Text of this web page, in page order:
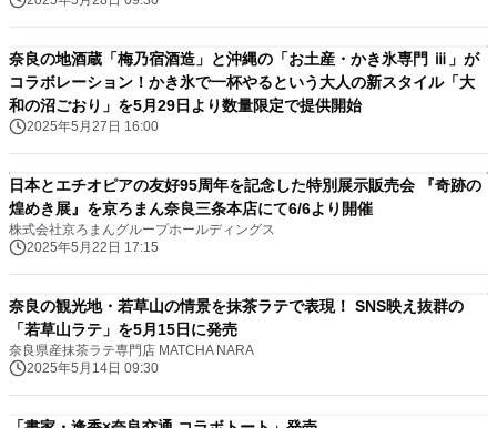
奈良の地酒蔵「梅乃宿酒造」と沖縄の「お土産・かき氷専門 ⅲ」が
コラボレーション！かき氷で一杯やるという大人の新スタイル「大
和の沼ごおり」を5月29日より数量限定で提供開始
2025年5月27日 16:00
日本とエチオピアの友好95周年を記念した特別展示販売会 『奇跡の
煌めき展』を京ろまん奈良三条本店にて6/6より開催
株式会社京ろまんグループホールディングス
2025年5月22日 17:15
奈良の観光地・若草山の情景を抹茶ラテで表現！ SNS映え抜群の
「若草山ラテ」を5月15日に発売
奈良県産抹茶ラテ専門店 MATCHA NARA
2025年5月14日 09:30